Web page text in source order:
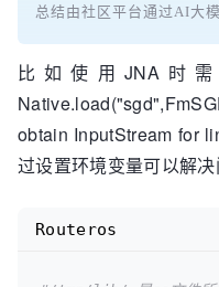
总结由社区平台通过AI大
比如使用JNA时
obtain InputStream for
过设置环境变量可以解决
Routeros